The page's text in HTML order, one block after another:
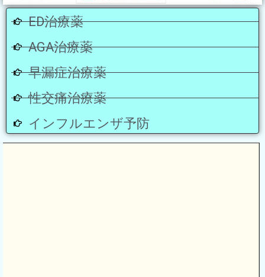
ED治療薬
AGA治療薬
早漏症治療薬
性交痛治療薬
インフルエンザ予防